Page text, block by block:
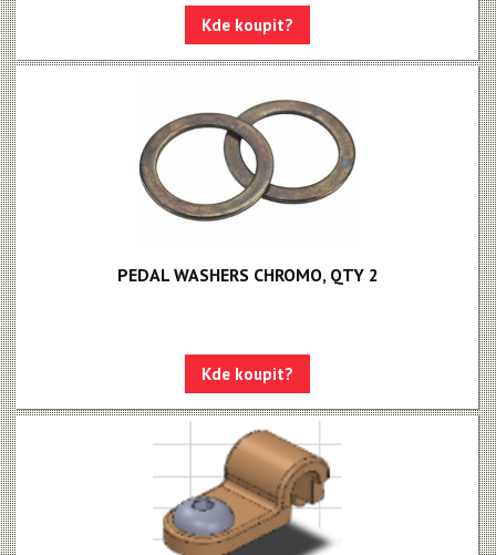
Kde koupit?
PEDAL WASHERS CHROMO, QTY 2
Kde koupit?